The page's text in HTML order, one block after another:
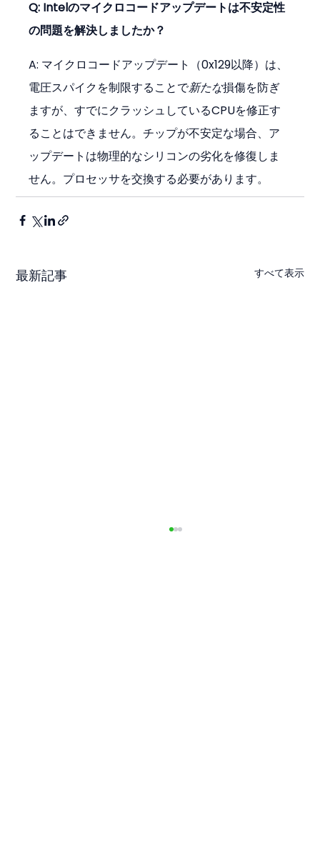
Q: Intelのマイクロコードアップデートは不安定性
の問題を解決しましたか？
A: マイクロコードアップデート（0x129以降）は、
電圧スパイクを制限することで新たな損傷を防ぎ
ますが、すでにクラッシュしているCPUを修正す
ることはできません。チップが不安定な場合、ア
ップデートは物理的なシリコンの劣化を修復しま
せん。プロセッサを交換する必要があります。
最新記事 すべて表示